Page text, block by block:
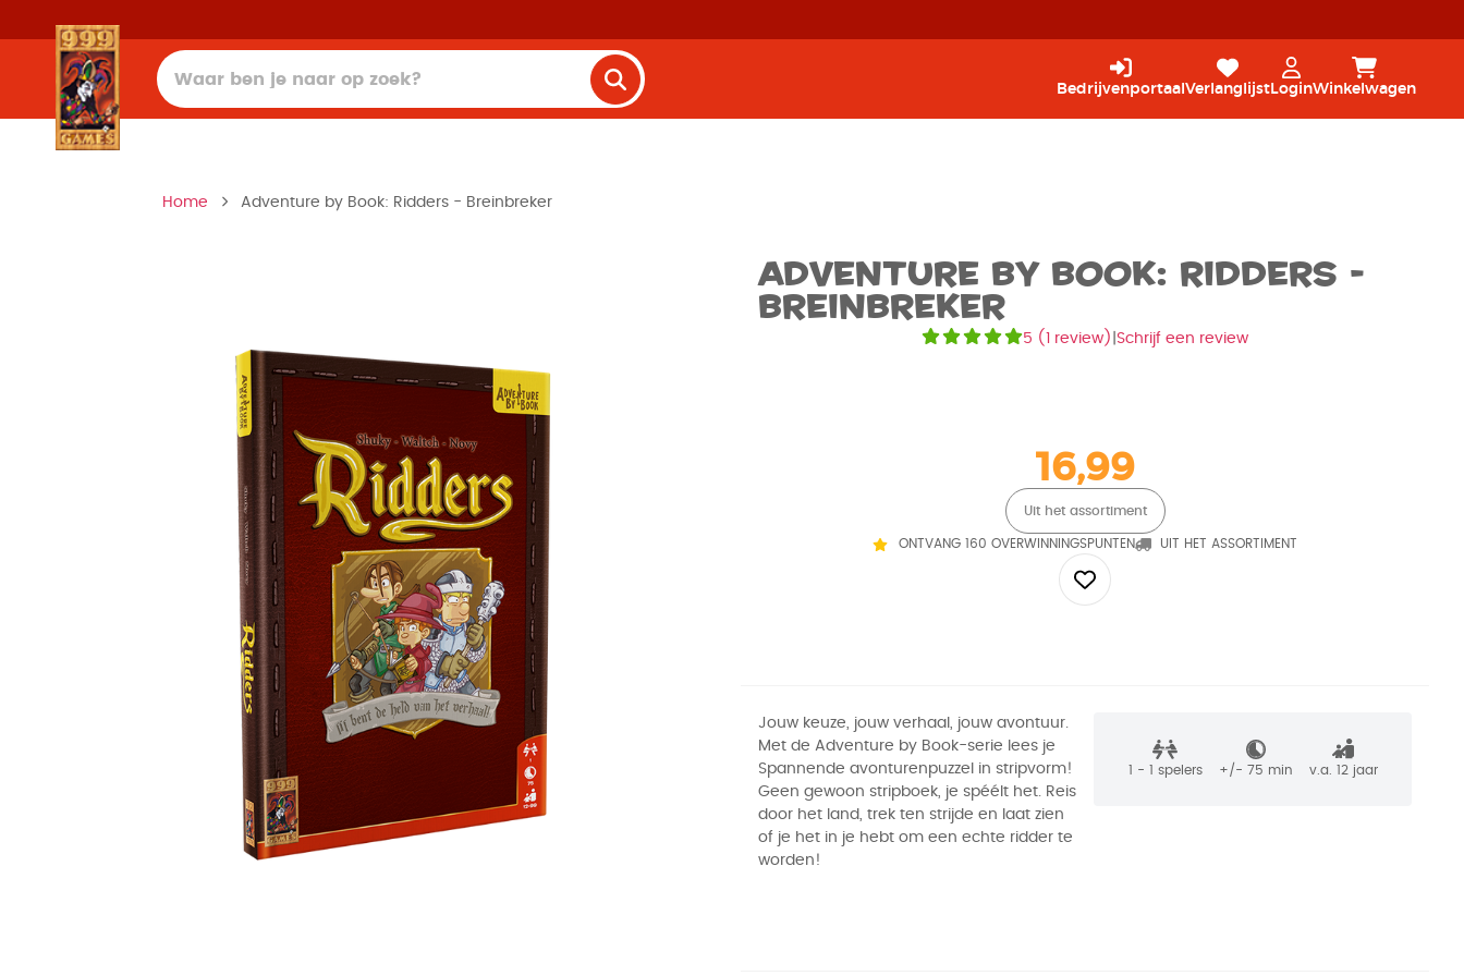
Bedrijvenportaal Verlanglijst LoginWinkelwagen
Home Adventure by Book: Ridders - Breinbreker
Adventure by Book: Ridders -
Breinbreker
5 ( 1 review) Schrijf een review
16,99
Uit het assortiment
ONTVANG 160 OVERWINNINGSPUNTEN UIT HET ASSORTIMENT
Jouw keuze, jouw verhaal, jouw avontuur.
Met de Adventure by Book-serie lees je
Spannende avonturenpuzzel in stripvorm!
Geen gewoon stripboek, je spéélt het. Reis
door het land, trek ten strijde en laat zien
of je het in je hebt om een echte ridder te
worden!
1 - 1 spelers +/- 75 min v.a. 12 jaar